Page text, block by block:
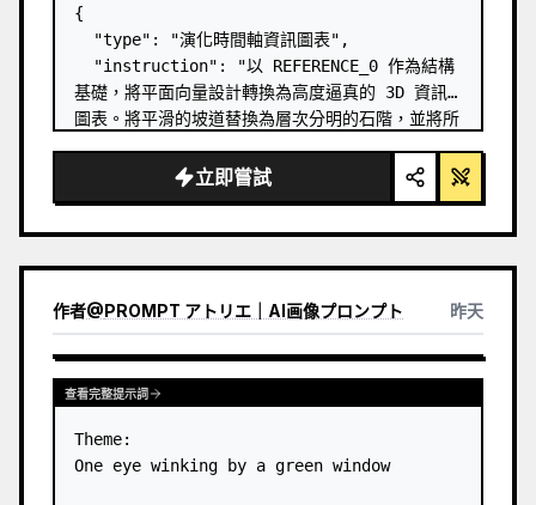
{
  "type": "演化時間軸資訊圖表",
  "instruction": "以 REFERENCE_0 作為結構
基礎，將平面向量設計轉換為高度逼真的 3D 資訊
圖表。將平滑的坡道替換為層次分明的石階，並將所
  "style": {
    "background": "
復古紋理羊皮紙
",
立即嘗試
作者@PROMPT アトリエ｜AI画像プロンプト 昨天
查看完整提示詞
Theme:
One eye winking by a green window